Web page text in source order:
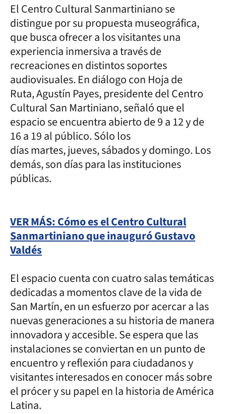
El Centro Cultural Sanmartiniano se
distingue por su propuesta museográfica,
que busca ofrecer a los visitantes una
experiencia inmersiva a través de
recreaciones en distintos soportes
audiovisuales. En diálogo con Hoja de
Ruta, Agustín Payes, presidente del Centro
Cultural San Martiniano, señaló que el
espacio se encuentra abierto de 9 a 12 y de
16 a 19 al público. Sólo los
días martes, jueves, sábados y domingo. Los
demás, son días para las instituciones
públicas.
VER MÁS: Cómo es el Centro Cultural
Sanmartiniano que inauguró Gustavo
Valdés
El espacio cuenta con cuatro salas temáticas
dedicadas a momentos clave de la vida de
San Martín, en un esfuerzo por acercar a las
nuevas generaciones a su historia de manera
innovadora y accesible. Se espera que las
instalaciones se conviertan en un punto de
encuentro y reflexión para ciudadanos y
visitantes interesados en conocer más sobre
el prócer y su papel en la historia de América
Latina.